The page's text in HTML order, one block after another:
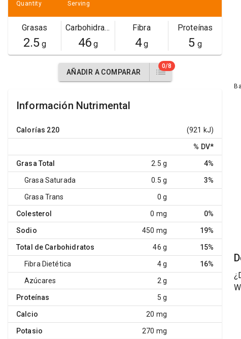
Quantity Serving
Grasas
2.5g
Carbohidratos
46g
Fibra
4g
Proteínas
5 g
AÑADIR A COMPARAR
0/8
Información Nutrimental
Calorías 220 (921 kJ)
% DV*
Grasa Total 2.5 g 4%
Grasa Saturada 0.5 g 3%
Grasa Trans 0 g
Colesterol 0 mg 0%
Sodio 450 mg 19%
Total de Carbohidratos 46 g 15%
Fibra Dietética 4 g 16%
Azúcares 2 g
Proteínas 5 g
Calcio 20 mg
Potasio 270 mg